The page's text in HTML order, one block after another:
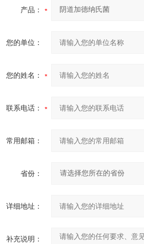
产品：
您的单位：
您的姓名：
联系电话：
常用邮箱：
省份：
详细地址：
补充说明：